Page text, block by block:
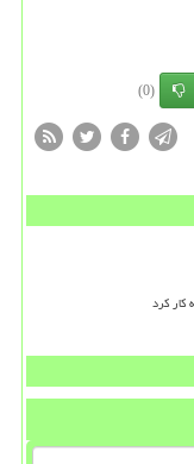
(0)
کرد